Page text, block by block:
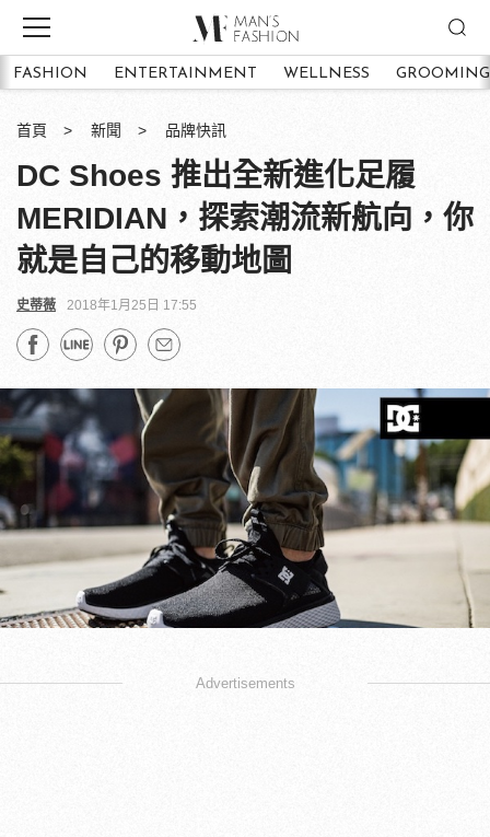
FASHION ENTERTAINMENT WELLNESS GROOMING
首頁 新聞 品牌快訊
DC Shoes 推出全新進化足履
MERIDIAN，探索潮流新航向，你
就是自己的移動地圖
史蒂薇 2018年1月25日 17:55
Advertisements